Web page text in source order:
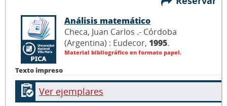
Texto impreso
Análisis matemático
Checa, Juan Carlos .- Córdoba
(Argentina) : Eudecor, 1995.
Material bibliográfico en formato papel.
Ver ejemplares